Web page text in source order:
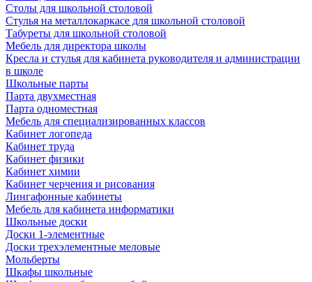
Столы для школьной столовой
Стулья на металлокаркасе для школьной столовой
Табуреты для школьной столовой
Мебель для директора школы
Кресла и стулья для кабинета руководителя и администрации
в школе
Школьные парты
Парта двухместная
Парта одноместная
Мебель для специализированных классов
Кабинет логопеда
Кабинет труда
Кабинет физики
Кабинет химии
Кабинет черчения и рисования
Лингафонные кабинеты
Мебель для кабинета информатики
Школьные доски
Доски 1-элементные
Доски трехэлементные меловые
Мольберты
Шкафы школьные